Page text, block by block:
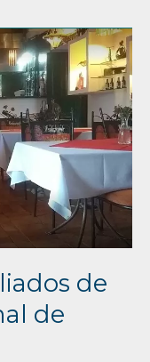
de
de